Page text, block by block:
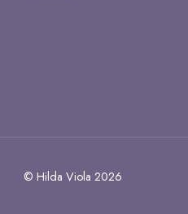
© Hilda Viola 2026